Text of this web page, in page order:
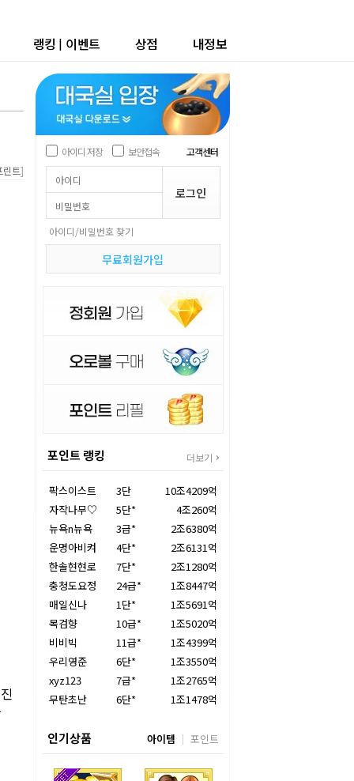
랭킹 | 이벤트 상점 내정보
린트]
아이디 저장 보안접속 고객센터
아이디/비밀번호 찾기
무료회원가입
포인트 랭킹 더보기
팍스이스트 3단
10조4209억
자작나무♡
5단*
4조260억
뉴욕n뉴욕
3급*
2조6380억
운명아비켜
4단*
2조6131억
한솔현현로
7단*
2조1280억
충청도요정
24급*
1조8447억
매일신나
1단*
1조5691억
목검향
10급*
1조5020억
비비빅
11급*
1조4399억
우리영준
6단*
1조3550억
xyz123
7급*
1조2765억
무탄초난
6단* 1조1478억
인기상품 아이템 포인트